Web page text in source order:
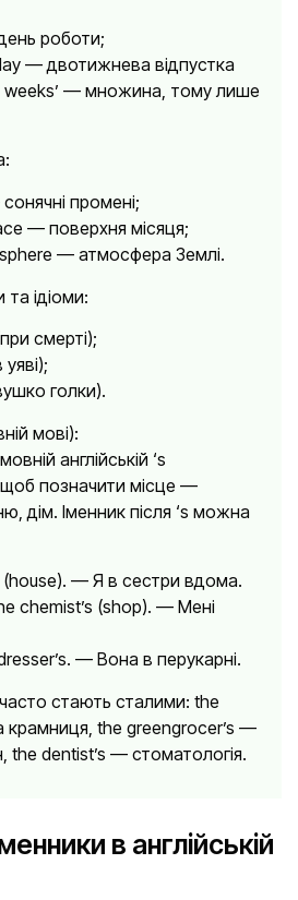
роботи;
— двотижнева відпустка
weeks’ — множина, тому лише
промені;
— поверхня місяця;
— атмосфера Землі.
та ідіоми:
смерті);
голки).
мові):
англійській ‘s
позначити місце —
дім. Іменник після ‘s можна
(house). — Я в сестри вдома.
chemist’s (shop). — Мені
— Вона в перукарні.
часто стають сталими: the
крамниця, the greengrocer’s —
the dentist’s — стоматологія.
в англійській